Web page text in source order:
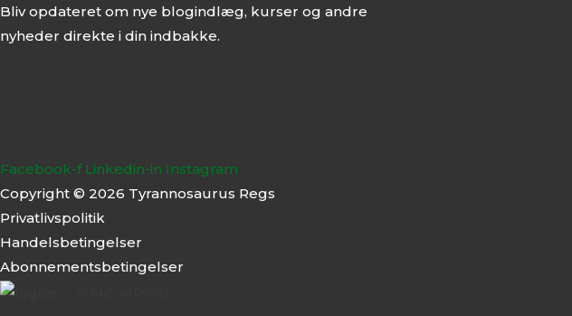
Bliv opdateret om nye blogindlæg, kurser og andre
nyheder direkte i din indbakke.
Facebook-f Linkedin-in Instagram
Copyright © 2026 Tyrannosaurus Regs
Privatlivspolitik
Handelsbetingelser
Abonnementsbetingelser